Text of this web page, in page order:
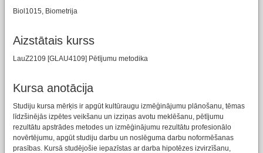
Biol1015, Biometrija
Aizstātais kurss
LauZ2109 [GLAU4109] Pētījumu metodika
Kursa anotācija
Studiju kursa mērķis ir apgūt kultūraugu izmēģinājumu plānošanu, tēmas
līdzšinējās izpētes veikšanu un izziņas avotu meklēšanu, pētījumu
rezultātu apstrādes metodes un izmēģinājumu rezultātu profesionālo
novērtējumu, apgūt studiju darbu un noslēguma darbu noformēšanas
prasības. Kursā studējošie iepazīstas ar darba hipotēzes izvirzīšanu,